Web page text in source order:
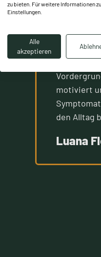
"Die
motiviert
den Alltag
Luana
zu bieten. Für weitere Informationen
Einstellungen.
Alle
akzeptieren